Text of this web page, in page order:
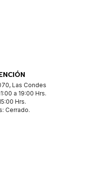
Las Condes
a 19:00 Hrs.
Hrs.
Cerrado.